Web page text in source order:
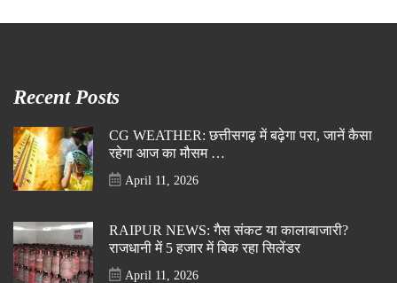
Recent Posts
CG WEATHER: छत्तीसगढ़ में बढ़ेगा परा, जानें कैसा
रहेगा आज का मौसम …
April 11, 2026
RAIPUR NEWS: गैस संकट या कालाबाजारी?
राजधानी में 5 हजार में बिक रहा सिलेंडर
April 11, 2026